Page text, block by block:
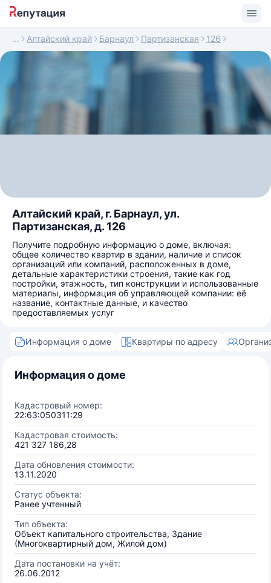
Алтайский край Барнаул Партизанская 126
Алтайский край, г. Барнаул, ул.
Партизанская, д. 126
Получите подробную информацию о доме, включая:
общее количество квартир в здании, наличие и список
организаций или компаний, расположенных в доме,
детальные характеристики строения, такие как год
постройки, этажность, тип конструкции и использованные
материалы, информация об управляющей компании: её
название, контактные данные, и качество
предоставляемых услуг
Информация о доме Квартиры по адресу
Информация о доме
Кадастровый номер:
22:63:050311:29
Кадастровая стоимость:
421 327 186,28
Дата обновления стоимости:
13.11.2020
Статус объекта:
Ранее учтенный
Тип объекта:
Объект капитального строительства, Здание
(Многоквартирный дом, Жилой дом)
Дата постановки на учёт:
26.06.2012